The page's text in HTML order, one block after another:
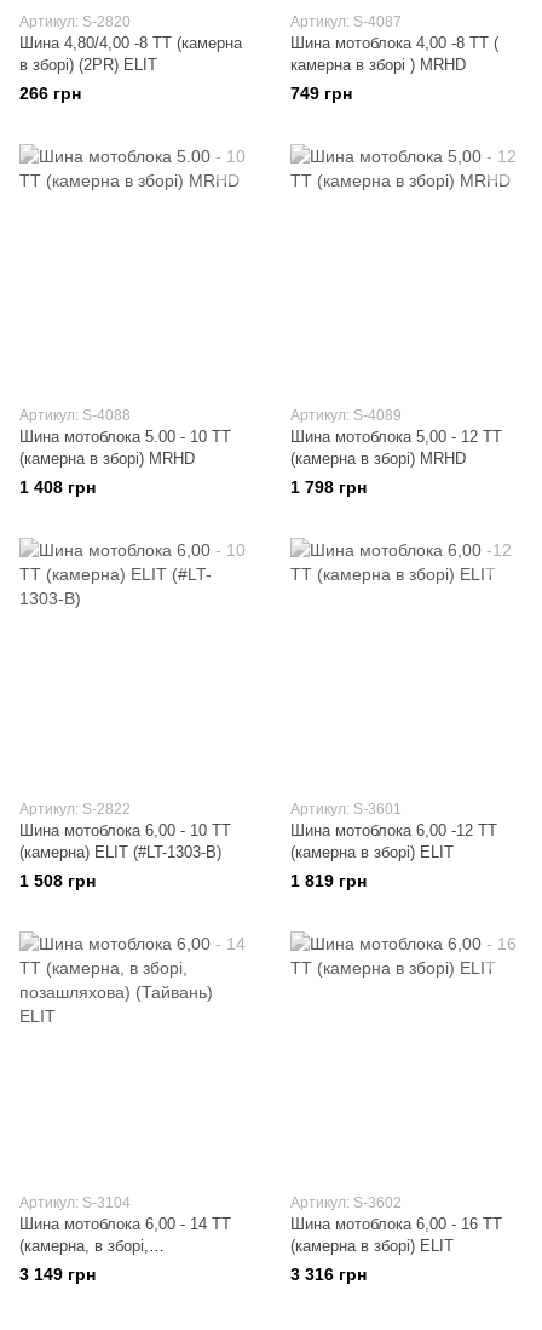
Артикул: S-2820
Шина 4,80/4,00 -8 TT (камерна
в зборі) (2PR) ELIT
266 грн
Артикул: S-4087
Шина мотоблока 4,00 -8 TT (
камерна в зборі ) MRHD
749 грн
Артикул: S-4088
Шина мотоблока 5.00 - 10 TT
(камерна в зборі) MRHD
1 408 грн
Артикул: S-4089
Шина мотоблока 5,00 - 12 TT
(камерна в зборі) MRHD
1 798 грн
Артикул: S-2822
Шина мотоблока 6,00 - 10 TT
(камерна) ELIT (#LT-1303-B)
1 508 грн
Артикул: S-3601
Шина мотоблока 6,00 -12 TT
(камерна в зборі) ELIT
1 819 грн
Артикул: S-3104
Шина мотоблока 6,00 - 14 TT
(камерна, в зборі,
позашляхова) (Тайвань) ELIT
3 149 грн
Артикул: S-3602
Шина мотоблока 6,00 - 16 TT
(камерна в зборі) ELIT
3 316 грн